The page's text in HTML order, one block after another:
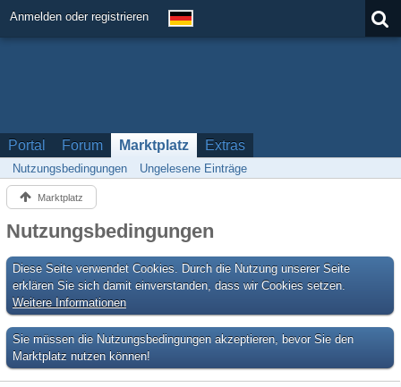
Anmelden oder registrieren
Portal Forum Marktplatz Extras
Nutzungsbedingungen Ungelesene Einträge
Marktplatz
Nutzungsbedingungen
Diese Seite verwendet Cookies. Durch die Nutzung unserer Seite
erklären Sie sich damit einverstanden, dass wir Cookies setzen.
Weitere Informationen
Sie müssen die Nutzungsbedingungen akzeptieren, bevor Sie den
Marktplatz nutzen können!